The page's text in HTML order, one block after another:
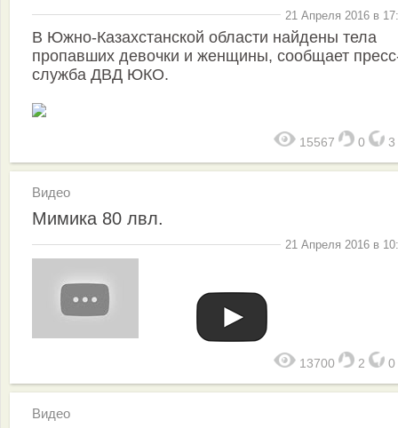
21 Апреля 2016 в
В Южно-Казахстанской области найдены тела
пропавших девочки и женщины, сообщает
служба ДВД ЮКО.
15567 0 3
Видео
Мимика 80 лвл.
21 Апреля 2016 в
13700 2 0
Видео